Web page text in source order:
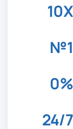
10X
№1
0%
24/7